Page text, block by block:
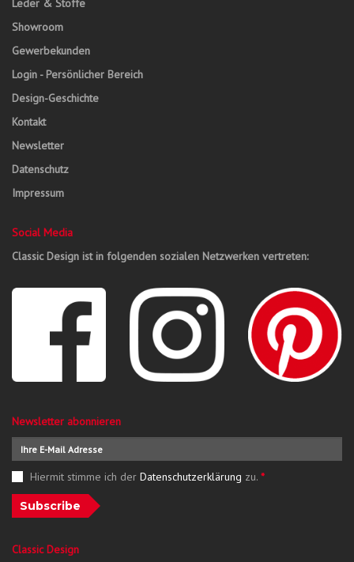
Leder & Stoffe
Showroom
Gewerbekunden
Login - Persönlicher Bereich
Design-Geschichte
Kontakt
Newsletter
Datenschutz
Impressum
Social Media
Classic Design ist in folgenden sozialen Netzwerken vertreten:
Newsletter abonnieren
Hiermit stimme ich der Datenschutzerklärung zu. *
Subscribe
Classic Design